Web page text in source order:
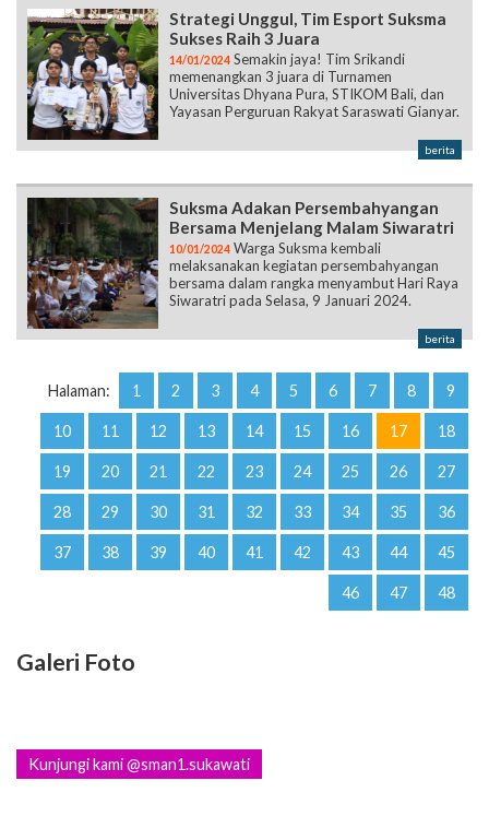
Strategi Unggul, Tim Esport Suksma
Sukses Raih 3 Juara
14/01/2024 Semakin jaya! Tim Srikandi
memenangkan 3 juara di Turnamen
Universitas Dhyana Pura, STIKOM Bali, dan
Yayasan Perguruan Rakyat Saraswati Gianyar.
berita
Suksma Adakan Persembahyangan
Bersama Menjelang Malam Siwaratri
10/01/2024 Warga Suksma kembali
melaksanakan kegiatan persembahyangan
bersama dalam rangka menyambut Hari Raya
Siwaratri pada Selasa, 9 Januari 2024.
berita
Halaman: 1 2 3 4 5 6 7 8 9
10 11 12 13 14 15 16 17 18
19 20 21 22 23 24 25 26 27
28 29 30 31 32 33 34 35 36
37 38 39 40 41 42 43 44 45
46 47 48
Galeri Foto
Kunjungi kami @sman1.sukawati